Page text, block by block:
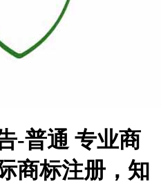
-普通 专业商
商标注册，知